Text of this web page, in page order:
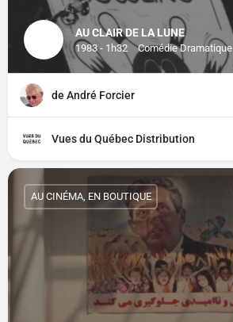
AU CLAIR DE LA LUNE
1983 - 1h32 Comédie Dramatique
de André Forcier
Vues du Québec Distribution
AU CINÉMA, EN BOUTIQUE